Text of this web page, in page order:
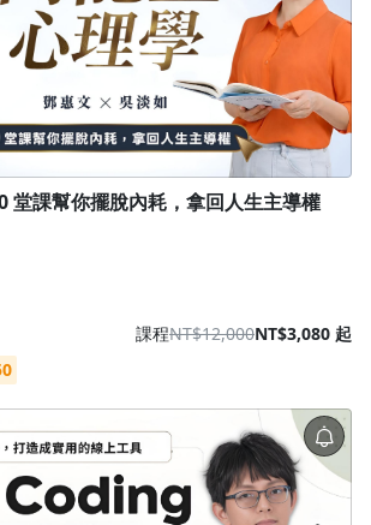
堂課幫你擺脫內耗，拿回人生主導權
課程NT$12,000NT$3,080 起